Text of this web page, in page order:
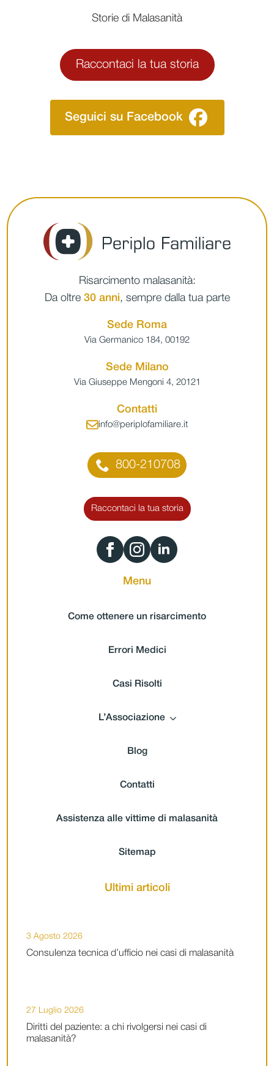
Storie di Malasanità
Raccontaci la tua storia
Seguici su Facebook
Risarcimento malasanità:
Da oltre 30 anni, sempre dalla tua parte
Sede Roma
Via Germanico 184, 00192
Sede Milano
Via Giuseppe Mengoni 4, 20121
Contatti
info@periplofamiliare.it
800-210708
Raccontaci la tua storia
Menu
Come ottenere un risarcimento
Errori Medici
Casi Risolti
L’Associazione
Blog
Contatti
Assistenza alle vittime di malasanità
Sitemap
Ultimi articoli
Consulenza tecnica d’ufficio nei casi di malasanità
3 Agosto 2026
Diritti del paziente: a chi rivolgersi nei casi di
malasanità?
27 Luglio 2026